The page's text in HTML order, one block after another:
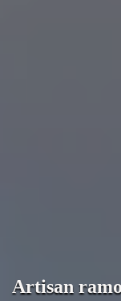
Artisan